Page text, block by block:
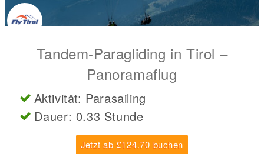
Tandem-Paragliding in Tirol –
Panoramaflug
Aktivität: Parasailing
Dauer: 0.33 Stunde
Jetzt ab £124.70 buchen